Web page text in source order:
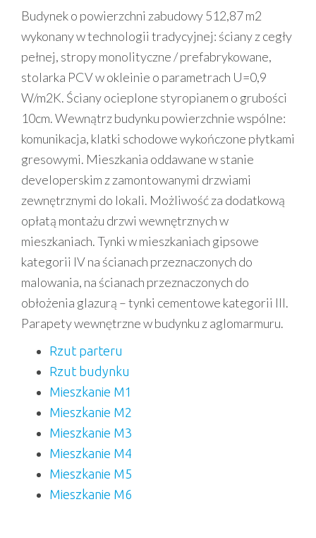
Budynek o powierzchni zabudowy 512,87 m2
wykonany w technologii tradycyjnej: ściany z cegły
pełnej, stropy monolityczne / prefabrykowane,
stolarka PCV w okleinie o parametrach U=0,9
W/m2K. Ściany ocieplone styropianem o grubości
10cm. Wewnątrz budynku powierzchnie wspólne:
komunikacja, klatki schodowe wykończone płytkami
gresowymi. Mieszkania oddawane w stanie
developerskim z zamontowanymi drzwiami
zewnętrznymi do lokali. Możliwość za dodatkową
opłatą montażu drzwi wewnętrznych w
mieszkaniach. Tynki w mieszkaniach gipsowe
kategorii IV na ścianach przeznaczonych do
malowania, na ścianach przeznaczonych do
obłożenia glazurą – tynki cementowe kategorii III.
Parapety wewnętrzne w budynku z aglomarmuru.
Rzut parteru
Rzut budynku
Mieszkanie M1
Mieszkanie M2
Mieszkanie M3
Mieszkanie M4
Mieszkanie M5
Mieszkanie M6